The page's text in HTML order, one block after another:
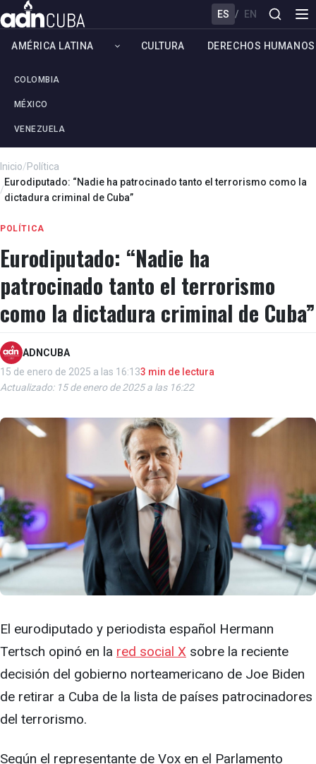
ES / EN
AMÉRICA LATINA
COLOMBIA
MÉXICO
VENEZUELA
CULTURA DERECHOS HUMANOS
Inicio/Política
/
Eurodiputado: “Nadie ha patrocinado tanto el terrorismo como la
dictadura criminal de Cuba”
POLÍTICA
Eurodiputado: “Nadie ha
patrocinado tanto el terrorismo
como la dictadura criminal de Cuba”
ADNCUBA
15 de enero de 2025 a las 16:133 min de lectura
Actualizado: 15 de enero de 2025 a las 16:22
El eurodiputado y periodista español Hermann
Tertsch opinó en la red social X sobre la reciente
decisión del gobierno norteamericano de Joe Biden
de retirar a Cuba de la lista de países patrocinadores
del terrorismo.
Según el representante de Vox en el Parlamento